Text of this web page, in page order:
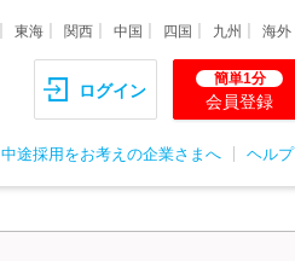
東海 関西 中国 四国 九州 海外
ログイン
簡単1分
会員登録
中途採用をお考えの企業さまへ ヘルプ